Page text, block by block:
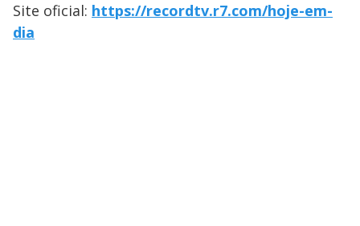
Site oficial: https://recordtv.r7.com/hoje-em-
dia